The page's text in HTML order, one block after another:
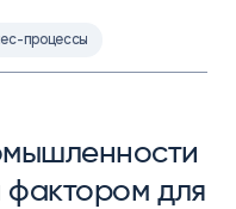
процессы
фактором для